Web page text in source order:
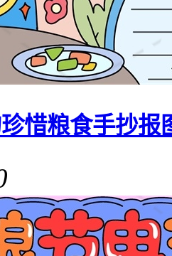
惜粮食手抄报